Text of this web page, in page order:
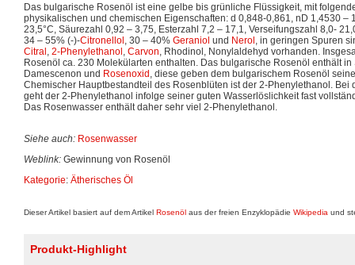
Das bulgarische Rosenöl ist eine gelbe bis grünliche Flüssigkeit, mit
physikalischen und chemischen Eigenschaften: d 0,848-0,861, nD 1,4530 –
23,5°C, Säurezahl 0,92 – 3,75, Esterzahl 7,2 – 17,1, Verseifungszahl 8,0-
34 – 55% (-)-Citronellol , 30 – 40% Geraniol und Nerol , in geringen Spuren
Citral , 2-Phenylethanol , Carvon, Rhodinol, Nonylaldehyd vorhanden.
Rosenöl ca. 230 Molekülarten enthalten. Das bulgarische Rosenöl enthält
Damescenon und Rosenoxid , diese geben dem bulgarischem Rosenöl
Chemischer Hauptbestandteil des Rosenblüten ist der 2-Phenylethanol. Bei
geht der 2-Phenylethanol infolge seiner guten Wasserlöslichkeit fast
Das Rosenwasser enthält daher sehr viel 2-Phenylethanol.
Siehe auch: Rosenwasser
Weblink: Gewinnung von Rosenöl
Kategorie: Ätherisches Öl
Dieser Artikel basiert auf dem Artikel Rosenöl aus der freien Enzyklopädie Wikipedia und
Produkt-Highlight